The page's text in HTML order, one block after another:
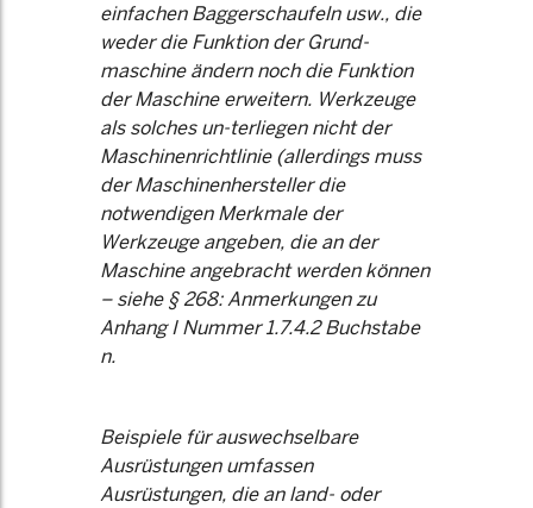
einfachen Baggerschaufeln usw., die
weder die Funktion der Grund-
maschine ändern noch die Funktion
der Maschine erweitern. Werkzeuge
als solches un-terliegen nicht der
Maschinenrichtlinie (allerdings muss
der Maschinenhersteller die
notwendigen Merkmale der
Werkzeuge angeben, die an der
Maschine angebracht werden können
– siehe § 268: Anmerkungen zu
Anhang I Nummer 1.7.4.2 Buchstabe
n.
Beispiele für auswechselbare
Ausrüstungen umfassen
Ausrüstungen, die an land- oder